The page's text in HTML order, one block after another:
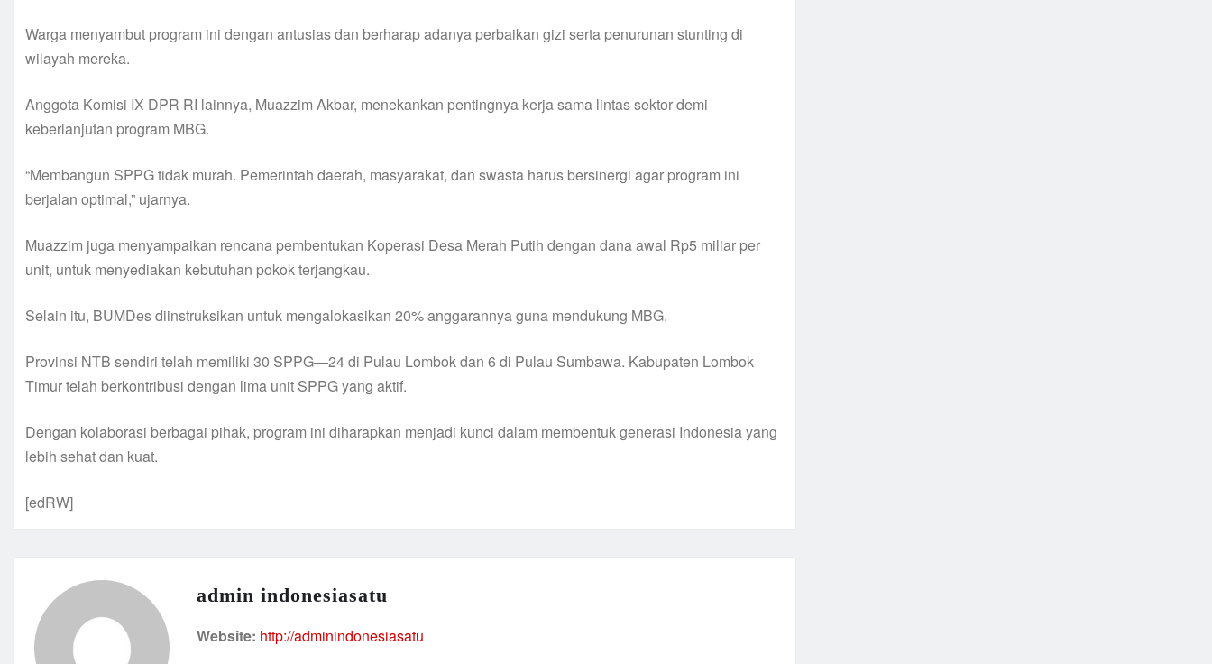
Warga menyambut program ini dengan antusias dan berharap adanya perbaikan gizi serta penurunan stunting di
wilayah mereka.
Anggota Komisi IX DPR RI lainnya, Muazzim Akbar, menekankan pentingnya kerja sama lintas sektor demi
keberlanjutan program MBG.
“Membangun SPPG tidak murah. Pemerintah daerah, masyarakat, dan swasta harus bersinergi agar program ini
berjalan optimal,” ujarnya.
Muazzim juga menyampaikan rencana pembentukan Koperasi Desa Merah Putih dengan dana awal Rp5 miliar per
unit, untuk menyediakan kebutuhan pokok terjangkau.
Selain itu, BUMDes diinstruksikan untuk mengalokasikan 20% anggarannya guna mendukung MBG.
Provinsi NTB sendiri telah memiliki 30 SPPG—24 di Pulau Lombok dan 6 di Pulau Sumbawa. Kabupaten Lombok
Timur telah berkontribusi dengan lima unit SPPG yang aktif.
Dengan kolaborasi berbagai pihak, program ini diharapkan menjadi kunci dalam membentuk generasi Indonesia yang
lebih sehat dan kuat.
[edRW]
admin indonesiasatu
Website: http://adminindonesiasatu